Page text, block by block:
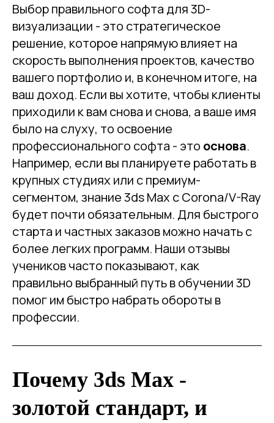
Выбор правильного софта для 3D-
визуализации - это стратегическое
решение, которое напрямую влияет на
скорость выполнения проектов, качество
вашего портфолио и, в конечном итоге, на
ваш доход. Если вы хотите, чтобы клиенты
приходили к вам снова и снова, а ваше имя
было на слуху, то освоение
профессионального софта - это основа.
Например, если вы планируете работать в
крупных студиях или с премиум-
сегментом, знание 3ds Max с Corona/V-Ray
будет почти обязательным. Для быстрого
старта и частных заказов можно начать с
более легких программ. Наши отзывы
учеников часто показывают, как
правильно выбранный путь в обучении 3D
помог им быстро набрать обороты в
профессии.
Почему 3ds Max -
золотой стандарт, и